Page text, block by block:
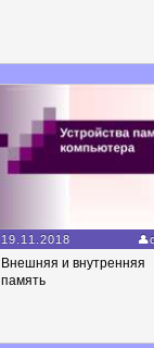
19.11.2018
Внешняя и внутренняя
память